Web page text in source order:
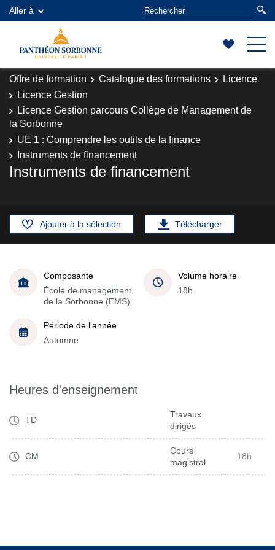
Aller à
Offre de formation Catalogue des formations
Licence
Licence Gestion
Licence Gestion parcours Collège de Management de
la Sorbonne
UE 1 : Comprendre les outils de la finance
Instruments de financement
Instruments de financement
Ajouter à la sélection Télécharger
Composante
École de management
de la Sorbonne (EMS)
Volume horaire
18h
Période de l'année
Automne
Heures d'enseignement
TD
Travaux
dirigés
CM
Cours
magistral
18h